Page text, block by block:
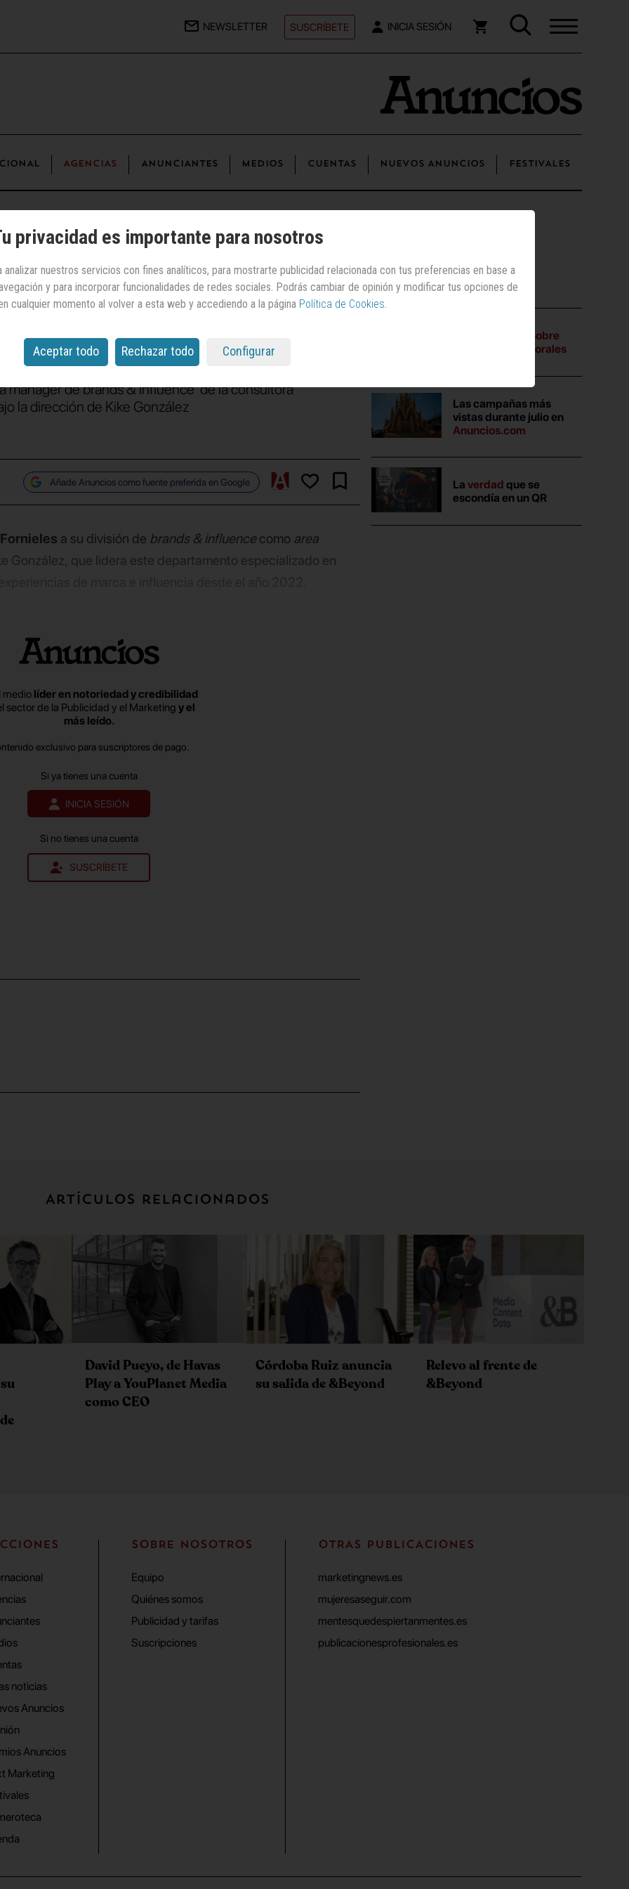
NEWSLETTER SUSCRÍBETE INICIA SESIÓN
AGENCIAS ANUNCIANTES MEDIOS CUENTAS NUEVOS ANUNCIOS FESTIVALES
Agencias
Fornielesse
a Roman
manager de brands & influence’ de la consultora
la dirección de Kike González
Añade Anuncios como fuente preferida en Google
a su división de brands & influencecomo area
González, que lidera este departamento especializado en
medio líder en notoriedad y credibilidad
sector de la Publicidad y el Marketing y el
más leído.
exclusivo para suscriptores de pago.
Si ya tienes una cuenta
INICIA SESIÓN
Si no tienes una cuenta
SUSCRÍBETE
Posts recientes
Sobre
campañas electorales
Las campañas más
vistas durante julio en
Anuncios.com
La verdad que se
escondía en un QR
Artículos relacionados
David Pueyo, de Havas
Play a YouPlanet Media
como CEO
Córdoba Ruiz anuncia
su salida de &Beyond
Relevo al frente de
&Beyond
privacidad es importante para nosotros
nuestros servicios con fines analíticos, para mostrarte publicidad relacionada con tus preferencias en base a
y para incorporar funcionalidades de redes sociales. Podrás cambiar de opinión y modificar tus opciones de
cualquier momento al volver a esta web y accediendo a la página Política de Cookies
Aceptar todo Rechazar todo Configurar
noticias
Anuncios
Anuncios
Marketing
SOBRE NOSOTROS
Equipo
Quiénes somos
Publicidad y tarifas
Suscripciones
OTRAS PUBLICACIONES
marketingnews.es
mujeresaseguir.com
mentesquedespiertanmentes.es
publicacionesprofesionales.es